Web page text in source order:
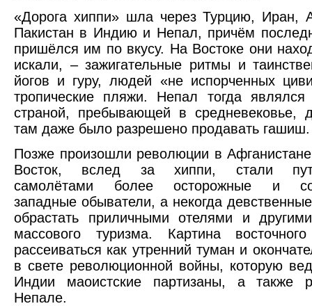
«Дорога хиппи» шла через Турцию, Иран,
Пакистан в Индию и Непал, причём
пришёлся им по вкусу. На Востоке они
искали, – зажигательные ритмы и
йогов и гуру, людей «не испорченных
тропические пляжи. Непал тогда являлся
страной, пребывающей в средневековье,
там даже было разрешено продавать гашиш.
Позже произошли революции в
Восток, вслед за хиппи, стали
самолётами более осторожные и
западные обыватели, а некогда
обрастать приличными отелями и
массового туризма. Картина
рассеиваться как утренний туман и
в свете революционной войны, которую
Индии маоистские партизаны, а также
Непале.